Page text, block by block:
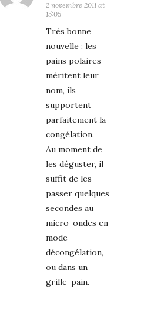
2 novembre 2011 at
15:05
Très bonne
nouvelle : les
pains polaires
méritent leur
nom, ils
supportent
parfaitement la
congélation.
Au moment de
les déguster, il
suffit de les
passer quelques
secondes au
micro-ondes en
mode
décongélation,
ou dans un
grille-pain.